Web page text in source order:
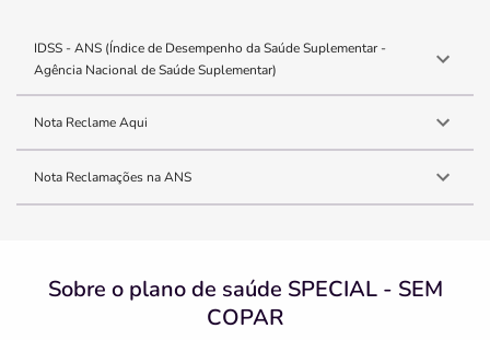
IDSS - ANS (Índice de Desempenho da Saúde Suplementar -
Agência Nacional de Saúde Suplementar)
Nota Reclame Aqui
Nota Reclamações na ANS
Sobre o plano de saúde SPECIAL - SEM
COPAR